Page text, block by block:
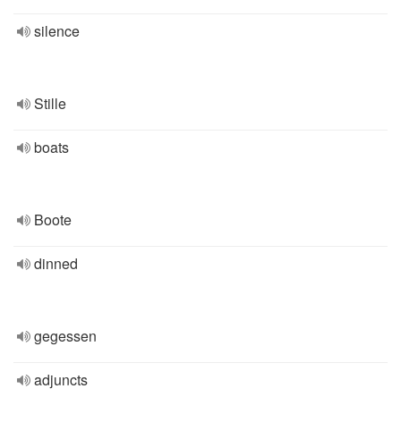
silence
Stille
boats
Boote
dinned
gegessen
adjuncts